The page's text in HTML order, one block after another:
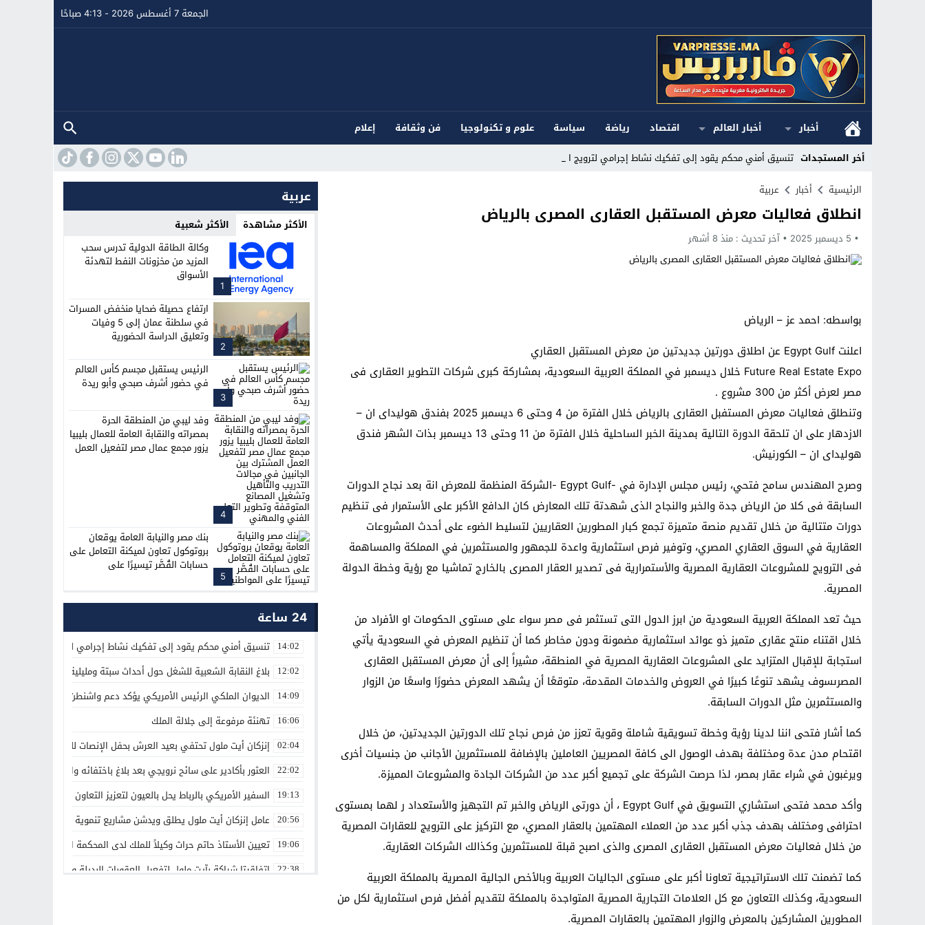
الجمعة 7 أغسطس 2026 - 4:13 صباحًا
أخبار أخبار العالم اقتصاد رياضة سياسة علوم و تكنولوجيا فن وثقافة
إعلام
أخر المستجدات تنسيق أمني محكم يقود إلى تفكيك نشاط إجرامي لترويج المؤثرا _
Stop
Previous
Next
الرئيسية أخبار عربية
انطلاق فعاليات معرض المستقبل العقارى المصرى بالرياض
5 ديسمبر 2025 آخر تحديث : منذ 8 أشهر
بواسطه: احمد عز – الرياض
اعلنت Egypt Gulf عن اطلاق دورتين جديدتين من معرض المستقبل العقاري
Future Real Estate Expo خلال ديسمبر في المملكة العربية السعودية، بمشاركة كبرى شركات التطوير العقارى فى
مصر لعرض أكثر من 300 مشروع .
وتنطلق فعاليات معرض المستفبل العقارى بالرياض خلال الفترة من 4 وحتى 6 ديسمبر 2025 بفندق هوليداى ان –
الازدهار على ان تلحقة الدورة التالية بمدينة الخبر الساحلية خلال الفترة من 11 وحتى 13 ديسمبر بذات الشهر فندق
هوليداى ان – الكورنيش.
وصرح المهندس سامح فتحي، رئيس مجلس الإدارة في -Egypt Gulf -الشركة المنظمة للمعرض انة بعد نجاح الدورات
السابقة فى كلا من الرياض جدة والخبر والنجاح الذى شهدتة تلك المعارض كان الدافع الأكبر على الأستمرار فى تنظيم
دورات متتالية من خلال تقديم منصة متميزة تجمع كبار المطورين العقاريين لتسليط الضوء على أحدث المشروعات
العقارية في السوق العقاري المصري، وتوفير فرص استثمارية واعدة للجمهور والمستثمرين في المملكة والمساهمة
فى الترويج للمشروعات العقارية المصرية والأستمرارية فى تصدير العقار المصرى بالخارج تماشيا مع رؤية وخطة الدولة
المصرية.
حيث تعد المملكة العربية السعودية من ابرز الدول التى تستثمر فى مصر سواء على مستوى الحكومات او الأفراد من
خلال اقتناء منتج عقارى متميز ذو عوائد استثمارية مضمونة ودون مخاطر كما أن تنظيم المعرض في السعودية يأتي
استجابة للإقبال المتزايد على المشروعات العقارية المصرية في المنطقة، مشيراً إلى أن معرض المستقبل العقارى
المصرىسوف يشهد تنوعًا كبيرًا في العروض والخدمات المقدمة، متوقعًا أن يشهد المعرض حضورًا واسعًا من الزوار
والمستثمرين مثل الدورات السابقة.
كما أشار فتحى اننا لدينا رؤية وخطة تسويقية شاملة وقوية تعزز من فرص نجاح تلك الدورتين الجديدتين، من خلال
اقتحام مدن عدة ومختلفة بهدف الوصول الى كافة المصريين العاملين بالإضافة للمستثمرين الأجانب من جنسيات أخرى
ويرغبون في شراء عقار بمصر، لذا حرصت الشركة على تجميع أكبر عدد من الشركات الجادة والمشروعات المميزة.
وأكد محمد فتحى استشاري التسويق في Egypt Gulf ، أن دورتى الرياض والخبر تم التجهيز والأستعداد ر لهما بمستوى
احترافى ومختلف بهدف جذب أكبر عدد من العملاء المهتمين بالعقار المصري، مع التركيز على الترويج للعقارات المصرية
من خلال فعاليات معرض المستقبل العقارى المصرى والذى اصبح قبلة للمستثمرين وكذالك الشركات العقارية.
كما تضمنت تلك الاستراتيجية تعاونا أكبر على مستوى الجاليات العربية وبالأخص الجالية المصرية بالمملكة العربية
السعودية، وكذلك التعاون مع كل العلامات التجارية المصرية المتواجدة بالمملكة لتقديم أفضل فرص استثمارية لكل من
المطورين المشاركين بالمعرض والزوار المهتمين بالعقارات المصرية.
عربية
الأكثر مشاهدة الأكثر شعبية
1
وكالة الطاقة الدولية تدرس سحب
المزيد من مخزونات النفط لتهدئة
الأسواق
2
ارتفاع حصيلة ضحايا منخفض المسرات
في سلطنة عمان إلى 5 وفيات
وتعليق الدراسة الحضورية
3
الرئيس يستقبل مجسم كأس العالم
في حضور أشرف صبحي وأبو ريدة
4
وفد ليبي من المنطقة الحرة
بمصراته والنقابة العامة للعمال بليبيا
يزور مجمع عمال مصر لتفعيل العمل
5
بنك مصر والنيابة العامة يوقعان
بروتوكول تعاون لميكنة التعامل على
حسابات القُصَّر تيسيرًا على
24 ساعة
14:02 تنسيق أمني محكم يقود إلى تفكيك نشاط إجرامي لترويج المؤثرات
12:02 بلاغ النقابة الشعبية للشغل حول أحداث سبتة ومليلية
14:09 الديوان الملكي الرئيس الأمريكي يؤكد دعم واشنطن الكامل لمغربية
16:06 تهنئة مرفوعة إلى جلالة الملك
02:04 إنزكان أيت ملول تحتفي بعيد العرش بحفل الإنصات للخطاب الملكي
22:02 العثور بأكادير على سائح نرويجي بعد بلاغ باختفائه وانقطاع الاتصال
19:13 السفير الأمريكي بالرباط يحل بالعيون لتعزيز التعاون الاقتصادي
20:56 عامل إنزكان أيت ملول يطلق ويدشن مشاريع تنموية جديدة تخليداً للذكرى الـ27 لعيد العرش
19:06 تعيين الأستاذ حاتم حراث وكيلاً للملك لدى المحكمة الابتدائية بفاس
22:38 اتفاقيتا شراكة بآيت ملول لتفعيل العقوبات البديلة وتعزيز إعادة الإدماج